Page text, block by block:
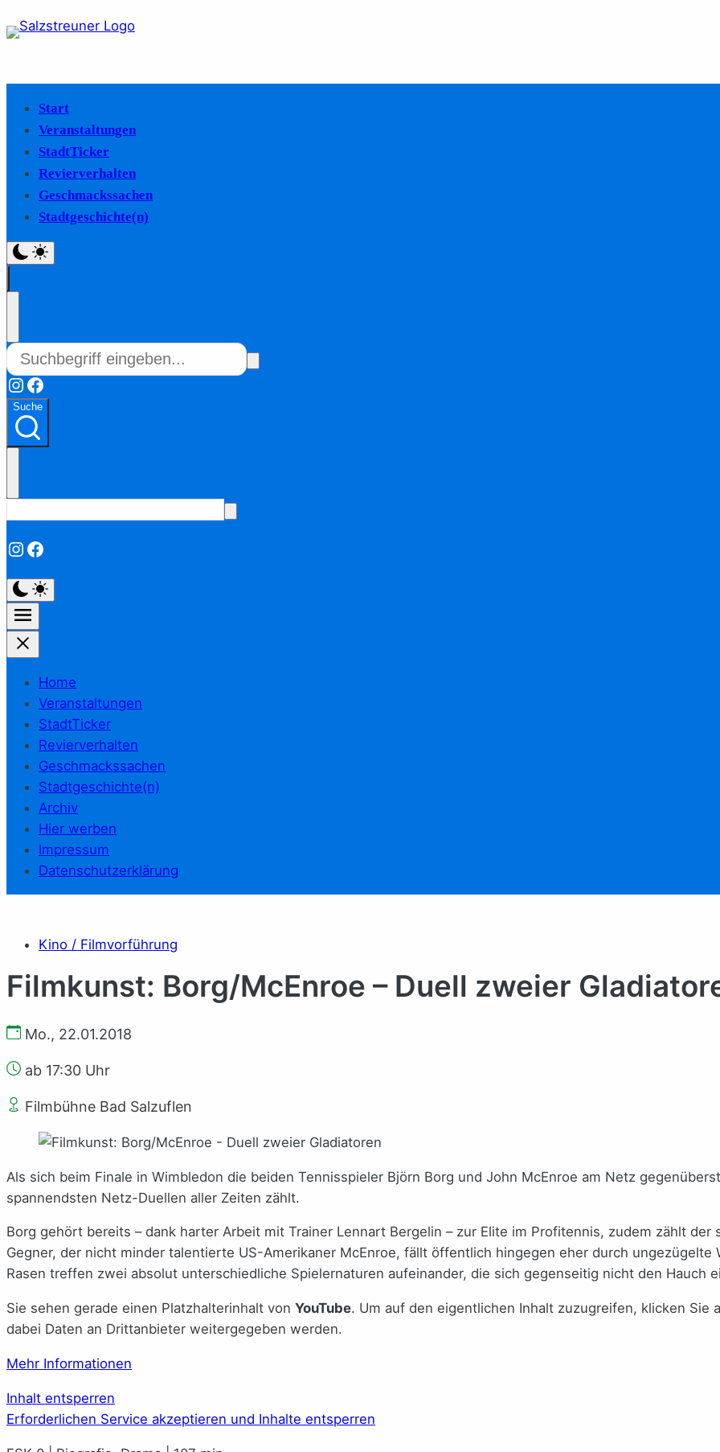
Start
Veranstaltungen
StadtTicker
Revierverhalten
Geschmackssachen
Stadtgeschichte(n)
Instagram
Facebook
Suche
Instagram
Facebook
Home
Veranstaltungen
StadtTicker
Revierverhalten
Geschmackssachen
Stadtgeschichte(n)
Archiv
Hier werben
Impressum
Datenschutzerklärung
Kino / Filmvorführung
Filmkunst: Borg/McEnroe – Duell zweier
Mo., 22.01.2018
ab 17:30 Uhr
Filmbühne Bad Salzuflen
Als sich beim Finale in Wimbledon die beiden Tennisspieler Björn Borg und John McEnroe am Netz
spannendsten Netz-Duellen aller Zeiten zählt.
Borg gehört bereits – dank harter Arbeit mit Trainer Lennart Bergelin – zur Elite im Profitennis, zudem zählt
Gegner, der nicht minder talentierte US-Amerikaner McEnroe, fällt öffentlich hingegen eher durch ungezügelte
Rasen treffen zwei absolut unterschiedliche Spielernaturen aufeinander, die sich gegenseitig nicht den Hauch
Sie sehen gerade einen Platzhalterinhalt von YouTube. Um auf den eigentlichen Inhalt zuzugreifen, klicken
dabei Daten an Drittanbieter weitergegeben werden.
Mehr Informationen
Inhalt entsperren
Erforderlichen Service akzeptieren und Inhalte entsperren